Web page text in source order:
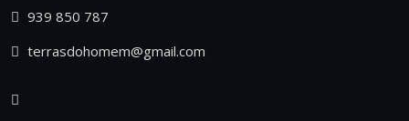
939 850 787
terrasdohomem@gmail.com